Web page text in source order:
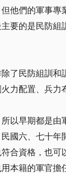
他們的軍事
要的是民防
了民防組訓
力配置、兵力
以早期都是
國六、七十
合資格，也
本籍的軍官擔